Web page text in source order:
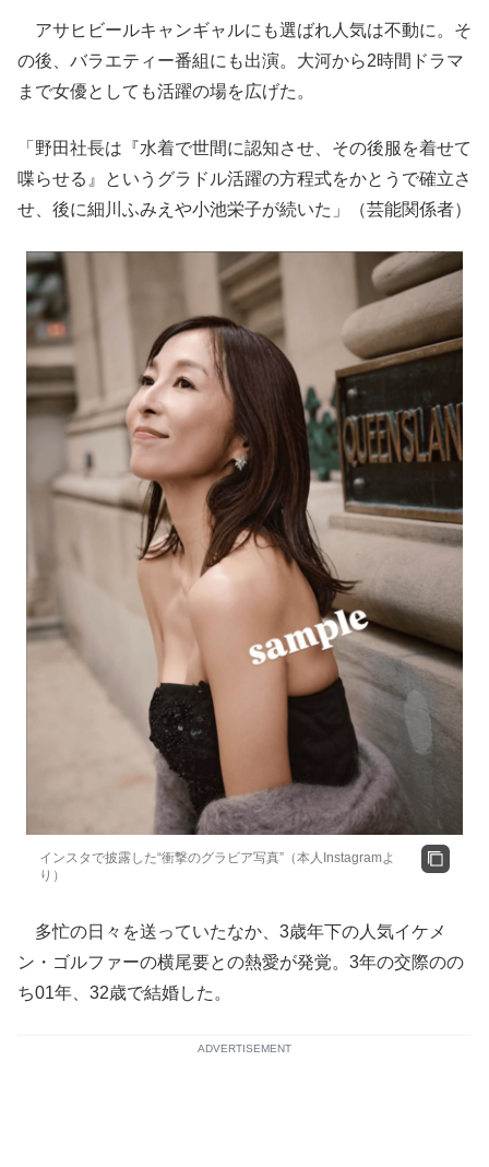
アサヒビールキャンギャルにも選ばれ人気は不動に。そ
の後、バラエティー番組にも出演。大河から2時間ドラマ
まで女優としても活躍の場を広げた。
「野田社長は『水着で世間に認知させ、その後服を着せて
喋らせる』というグラドル活躍の方程式をかとうで確立さ
せ、後に細川ふみえや小池栄子が続いた」（芸能関係者）
インスタで披露した“衝撃のグラビア写真”（本人Instagramよ
り）
多忙の日々を送っていたなか、3歳年下の人気イケメ
ン・ゴルファーの横尾要との熱愛が発覚。3年の交際のの
ち01年、32歳で結婚した。
ADVERTISEMENT